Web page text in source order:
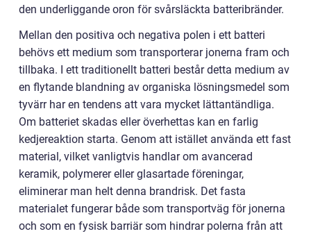
den underliggande oron för svårsläckta batteribränder.
Mellan den positiva och negativa polen i ett batteri
behövs ett medium som transporterar jonerna fram och
tillbaka. I ett traditionellt batteri består detta medium av
en flytande blandning av organiska lösningsmedel som
tyvärr har en tendens att vara mycket lättantändliga.
Om batteriet skadas eller överhettas kan en farlig
kedjereaktion starta. Genom att istället använda ett fast
material, vilket vanligtvis handlar om avancerad
keramik, polymerer eller glasartade föreningar,
eliminerar man helt denna brandrisk. Det fasta
materialet fungerar både som transportväg för jonerna
och som en fysisk barriär som hindrar polerna från att